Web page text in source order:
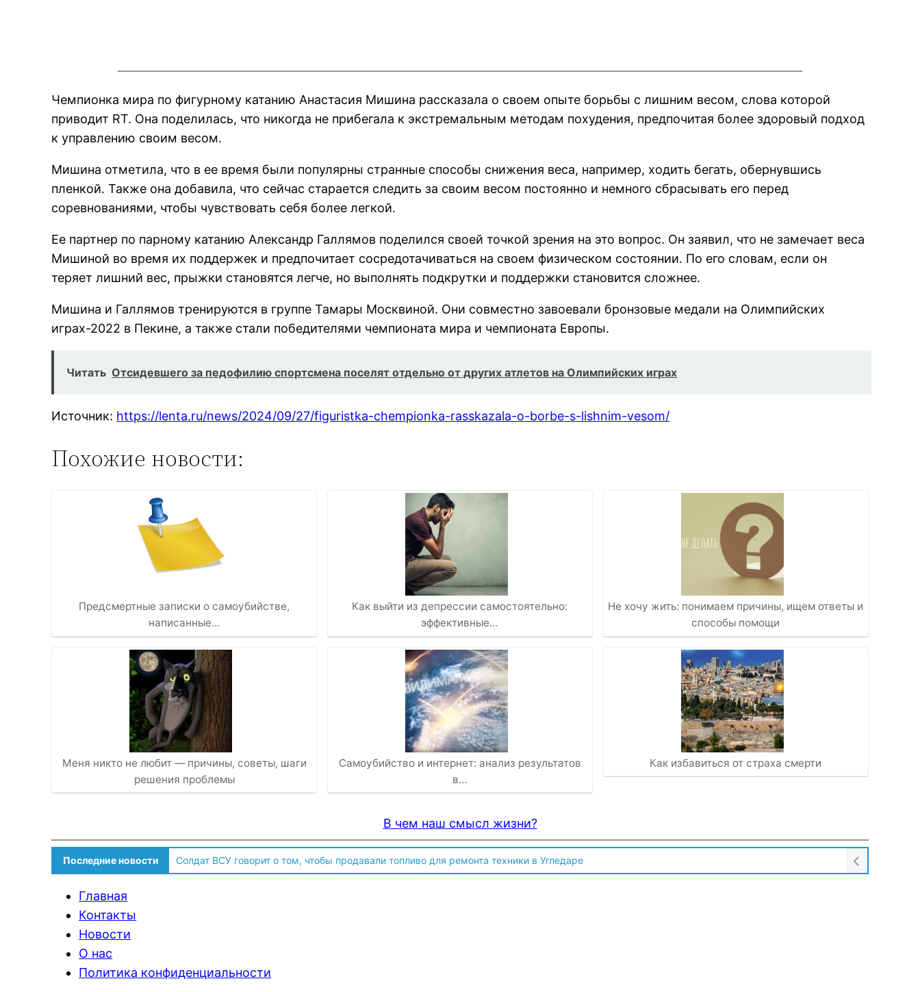
Чемпионка мира по фигурному катанию Анастасия Мишина рассказала о своем опыте борьбы с лишним весом, слова которой
приводит RT. Она поделилась, что никогда не прибегала к экстремальным методам похудения, предпочитая более здоровый подход
к управлению своим весом.
Мишина отметила, что в ее время были популярны странные способы снижения веса, например, ходить бегать, обернувшись
пленкой. Также она добавила, что сейчас старается следить за своим весом постоянно и немного сбрасывать его перед
соревнованиями, чтобы чувствовать себя более легкой.
Ее партнер по парному катанию Александр Галлямов поделился своей точкой зрения на это вопрос. Он заявил, что не замечает веса
Мишиной во время их поддержек и предпочитает сосредотачиваться на своем физическом состоянии. По его словам, если он
теряет лишний вес, прыжки становятся легче, но выполнять подкрутки и поддержки становится сложнее.
Мишина и Галлямов тренируются в группе Тамары Москвиной. Они совместно завоевали бронзовые медали на Олимпийских
играх-2022 в Пекине, а также стали победителями чемпионата мира и чемпионата Европы.
Читать Отсидевшего за педофилию спортсмена поселят отдельно от других атлетов на Олимпийских играх
Источник: https://lenta.ru/news/2024/09/27/figuristka-chempionka-rasskazala-o-borbe-s-lishnim-vesom/
Похожие новости:
Предсмертные записки о самоубийстве,
написанные…
Меня никто не любит — причины, советы, шаги
решения проблемы
Как выйти из депрессии самостоятельно:
эффективные…
Самоубийство и интернет: анализ результатов
в…
Не хочу жить: понимаем причины, ищем ответы и
способы помощи
Как избавиться от страха смерти
В чем наш смысл жизни?
Последние новости Солдат ВСУ говорит о том, чтобы продавали топливо для ремонта техники в Угледаре
Главная
Контакты
Новости
О нас
Политика конфиденциальности